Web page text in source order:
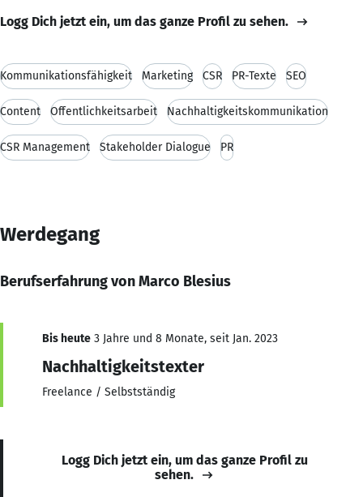
Logg Dich jetzt ein, um das ganze Profil zu sehen.
Kommunikationsfähigkeit Marketing CSR PR-Texte SEO
Content Öffentlichkeitsarbeit Nachhaltigkeitskommunikation
CSR Management Stakeholder Dialogue PR
Werdegang
Berufserfahrung von Marco Blesius
Bis heute 3 Jahre und 8 Monate, seit Jan. 2023
Nachhaltigkeitstexter
Freelance / Selbstständig
Logg Dich jetzt ein, um das ganze Profil zu
sehen.